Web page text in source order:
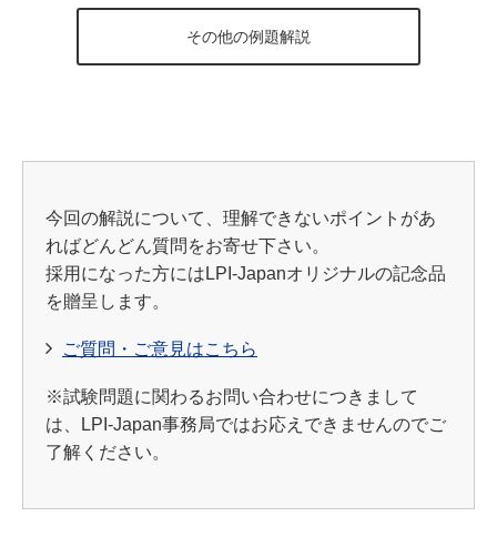
その他の例題解説
今回の解説について、理解できないポイントがあ
ればどんどん質問をお寄せ下さい。
採用になった方にはLPI-Japanオリジナルの記念品
を贈呈します。
ご質問・ご意見はこちら
※試験問題に関わるお問い合わせにつきまして
は、LPI-Japan事務局ではお応えできませんのでご
了解ください。